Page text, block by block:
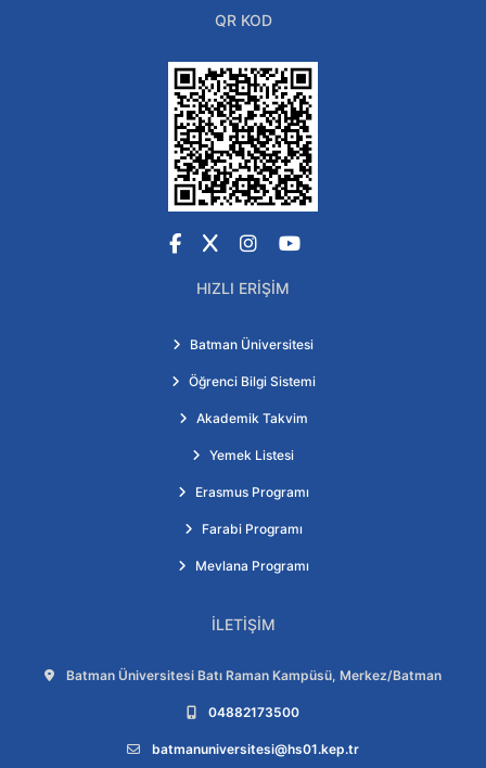
QR KOD
Facebook
X Instagram
YouTube
HIZLI ERIŞIM
Batman Üniversitesi
Öğrenci Bilgi Sistemi
Akademik Takvim
Yemek Listesi
Erasmus Programı
Farabi Programı
Mevlana Programı
İLETIŞIM
Adres:
Batman Üniversitesi Batı Raman Kampüsü, Merkez/Batman
Telefon:
04882173500
E-posta:
batmanuniversitesi@hs01.kep.tr